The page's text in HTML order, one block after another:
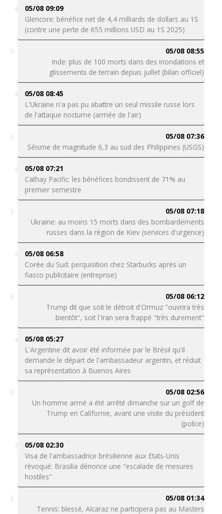
05/08 09:09
Glencore: bénéfice net de 4,4 milliards de dollars au 1S
(contre une perte de 655 millions USD au 1S 2025)
05/08 08:55
Inde: plus de 100 morts dans des inondations et
glissements de terrain depuis juillet (bilan officiel)
05/08 08:45
L'Ukraine n'a pas pu abattre un seul missile russe lors
de l'attaque nocturne (armée de l'air)
05/08 07:36
Séisme de magnitude 6,3 au sud des Philippines (USGS)
05/08 07:21
Cathay Pacific: les bénéfices bondissent de 71% au
premier semestre
05/08 07:18
Ukraine: au moins 15 morts dans des bombardements
russes dans la région de Kiev (services d'urgence)
05/08 06:58
Corée du Sud: perquisition chez Starbucks après un
fiasco publicitaire (entreprise)
05/08 06:12
Trump dit que soit le détroit d'Ormuz "ouvrira très
bientôt", soit l'Iran sera frappé "très durement"
05/08 05:27
L'Argentine dit avoir été informée par le Brésil qu'il
demande le départ de l'ambassadeur argentin, et réduit
sa représentation à Buenos Aires
05/08 02:56
Un homme armé a été arrêté dimanche sur un golf de
Trump en Californie, avant une visite du président
(police)
05/08 02:30
Visa de l'ambassadrice brésilienne aux Etats-Unis
révoqué: Brasilia dénonce une "escalade de mesures
hostiles"
05/08 01:34
Tennis: blessé, Alcaraz ne participera pas au Masters